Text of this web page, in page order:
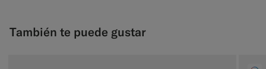
También te puede gustar